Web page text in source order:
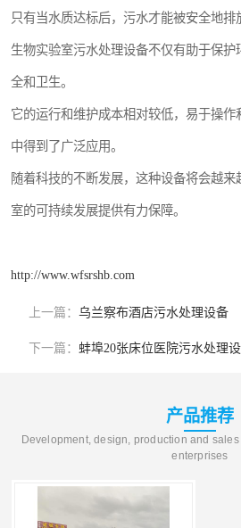
只有当水质达标后，污水才能被安全地排
生物实验室污水处理设备不仅有助于保
全和卫生。
它的运行和维护成本相对较低，易于操
中得到了广泛应用。
随着科技的不断发展，这种设备将会越
室的可持续发展提供有力保障。
http://www.wfsrshb.com
上一篇： 乌兰察布酒店污水处理设备
下一篇： 蚌埠20张床位医院污水处理
产品推荐
Development, design, production and
enterprises